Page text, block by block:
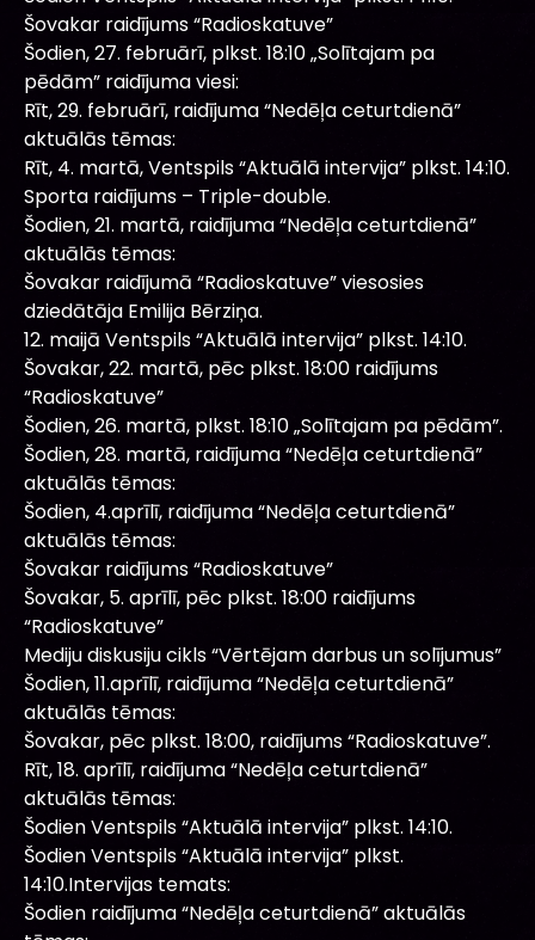
Šovakar raidījums “Radioskatuve”
Šodien, 27. februārī, plkst. 18:10 „Solītajam pa
pēdām” raidījuma viesi:
Rīt, 29. februārī, raidījuma “Nedēļa ceturtdienā”
aktuālās tēmas:
Rīt, 4. martā, Ventspils “Aktuālā intervija” plkst. 14:10.
Sporta raidījums – Triple-double.
Šodien, 21. martā, raidījuma “Nedēļa ceturtdienā”
aktuālās tēmas:
Šovakar raidījumā “Radioskatuve” viesosies
dziedātāja Emilija Bērziņa.
12. maijā Ventspils “Aktuālā intervija” plkst. 14:10.
Šovakar, 22. martā, pēc plkst. 18:00 raidījums
“Radioskatuve”
Šodien, 26. martā, plkst. 18:10 „Solītajam pa pēdām”.
Šodien, 28. martā, raidījuma “Nedēļa ceturtdienā”
aktuālās tēmas:
Šodien, 4.aprīlī, raidījuma “Nedēļa ceturtdienā”
aktuālās tēmas:
Šovakar raidījums “Radioskatuve”
Šovakar, 5. aprīlī, pēc plkst. 18:00 raidījums
“Radioskatuve”
Mediju diskusiju cikls “Vērtējam darbus un solījumus”
Šodien, 11.aprīlī, raidījuma “Nedēļa ceturtdienā”
aktuālās tēmas:
Šovakar, pēc plkst. 18:00, raidījums “Radioskatuve”.
Rīt, 18. aprīlī, raidījuma “Nedēļa ceturtdienā”
aktuālās tēmas:
Šodien Ventspils “Aktuālā intervija” plkst. 14:10.
Šodien Ventspils “Aktuālā intervija” plkst.
14:10.Intervijas temats:
Šodien raidījuma “Nedēļa ceturtdienā” aktuālās